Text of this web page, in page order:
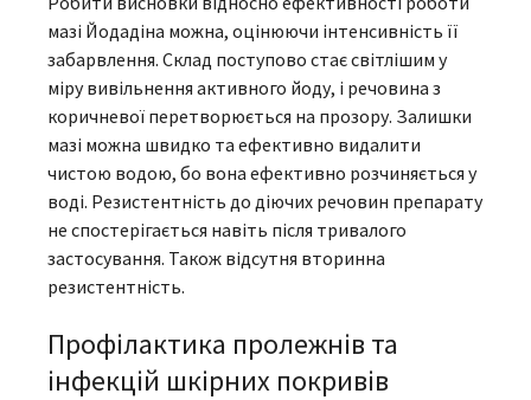
мазі Йодадіна можна, оцінюючи інтенсивність її
забарвлення. Склад поступово стає світлішим у
міру вивільнення активного йоду, і речовина з
коричневої перетворюється на прозору. Залишки
мазі можна швидко та ефективно видалити
чистою водою, бо вона ефективно розчиняється у
воді. Резистентність до діючих речовин препарату
не спостерігається навіть після тривалого
застосування. Також відсутня вторинна
резистентність.
Профілактика пролежнів та
інфекцій шкірних покривів